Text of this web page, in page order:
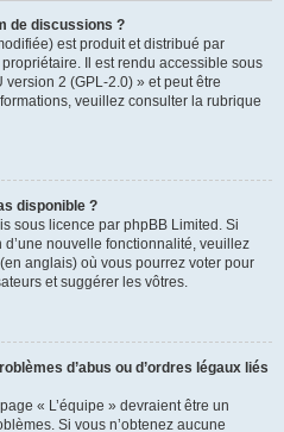
de discussions ?
est produit et distribué par
Il est rendu accessible sous
2 (GPL-2.0) » et peut être
veuillez consulter la rubrique
disponible ?
sous licence par phpBB Limited. Si
nouvelle fonctionnalité, veuillez
(en anglais) où vous pourrez voter pour
et suggérer les vôtres.
d’abus ou d’ordres légaux liés
« L’équipe » devraient être un
Si vous n’obtenez aucune